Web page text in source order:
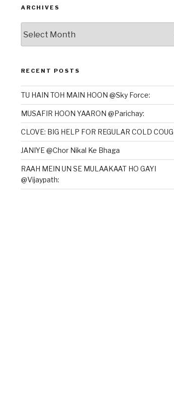
ARCHIVES
RECENT POSTS
TU HAIN TOH MAIN HOON @Sky Force:
MUSAFIR HOON YAARON @Parichay:
CLOVE: BIG HELP FOR REGULAR COLD
JANIYE @Chor Nikal Ke Bhaga
RAAH MEIN UN SE MULAAKAAT HO GAYI
@Vijaypath: